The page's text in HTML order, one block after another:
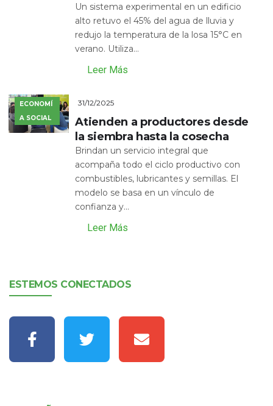
Un sistema experimental en un edificio
alto retuvo el 45% del agua de lluvia y
redujo la temperatura de la losa 15°C en
verano. Utiliza...
Leer Más
ECONOMÍ
A SOCIAL
31/12/2025
Atienden a productores desde
la siembra hasta la cosecha
Brindan un servicio integral que
acompaña todo el ciclo productivo con
combustibles, lubricantes y semillas. El
modelo se basa en un vínculo de
confianza y...
Leer Más
ESTEMOS CONECTADOS